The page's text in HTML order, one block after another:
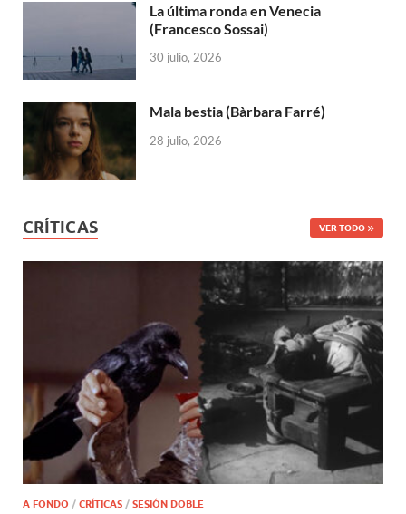
La última ronda en Venecia
(Francesco Sossai)
30 julio, 2026
Mala bestia (Bàrbara Farré)
28 julio, 2026
CRÍTICAS VER TODO
A FONDO / CRÍTICAS / SESIÓN DOBLE